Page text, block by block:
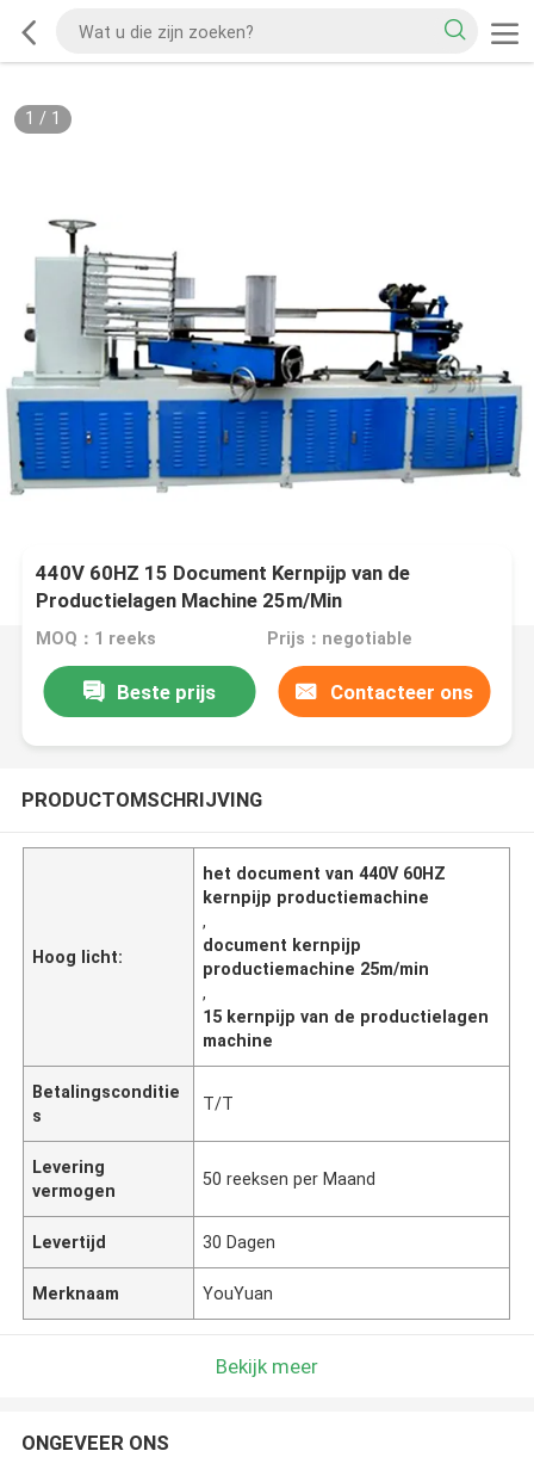
1 / 1
440V 60HZ 15 Document Kernpijp van de
Productielagen Machine 25m/Min
MOQ：1 reeks Prijs：negotiable
Beste prijs Contacteer ons
PRODUCTOMSCHRIJVING
Hoog licht:
het document van 440V 60HZ
kernpijp productiemachine
,
document kernpijp
productiemachine 25m/min
,
15 kernpijp van de productielagen
machine
Betalingsconditie
s
T/T
Levering
vermogen
50 reeksen per Maand
Levertijd 30 Dagen
Merknaam YouYuan
Bekijk meer
ONGEVEER ONS